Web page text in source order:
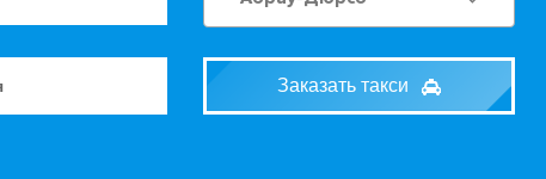
Заказать такси